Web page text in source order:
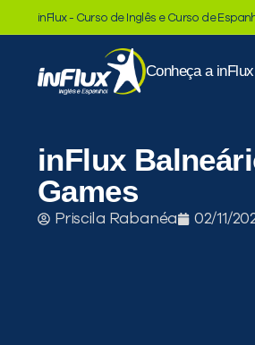
inFlux - Curso de Inglês e Curso de
Conheça a inFlux
inFlux
Games
Priscila Rabanéa 02/11/